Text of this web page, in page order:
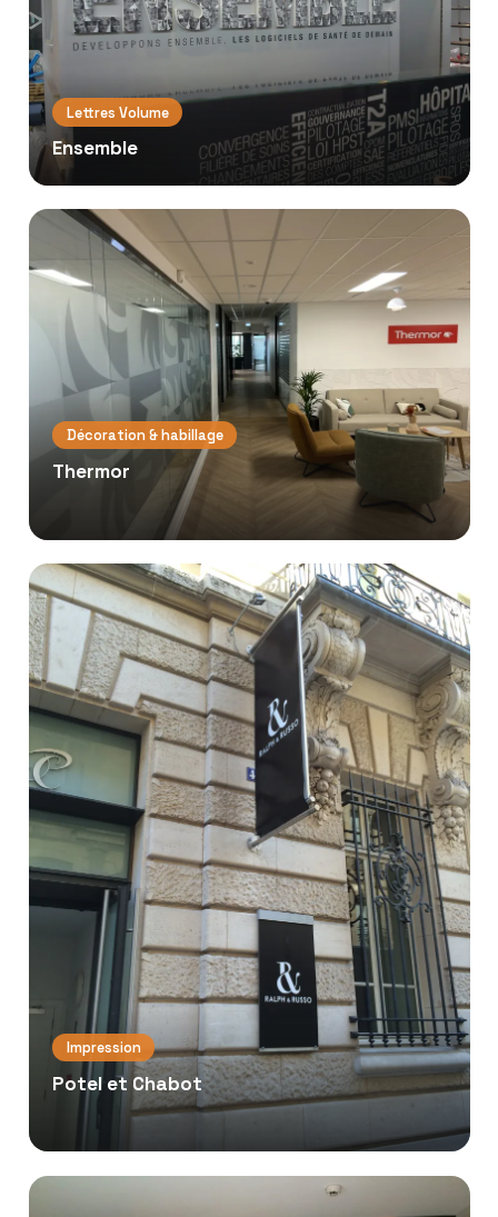
Lettres Volume
Ensemble
Décoration & habillage
Thermor
Impression
Potel et Chabot